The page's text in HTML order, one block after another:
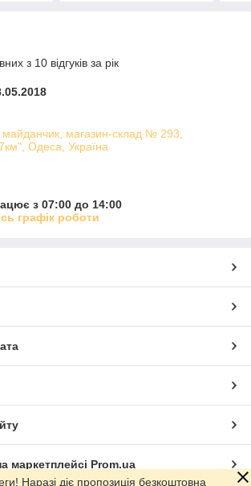
з 10 відгуків за рік
майданчик, магазин-склад № 293,
Одеса, Україна
з 07:00 до 14:00
графік роботи
маркетплейсі Prom.ua
Наразі діє пропозиція безкоштовна